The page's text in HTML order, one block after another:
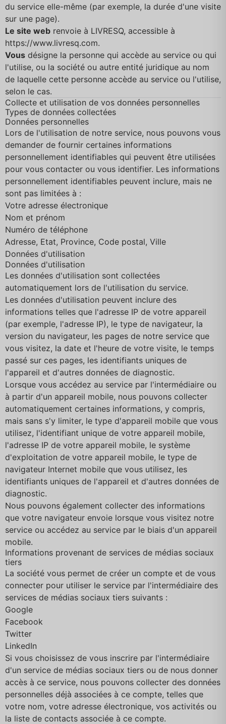
du service elle-même (par exemple, la durée d'une visite
sur une page).
Le site web renvoie à LIVRESQ, accessible à
https://www.livresq.com.
Vous désigne la personne qui accède au service ou qui
l'utilise, ou la société ou autre entité juridique au nom
de laquelle cette personne accède au service ou l'utilise,
selon le cas.
Collecte et utilisation de vos données personnelles
Types de données collectées
Données personnelles
Lors de l'utilisation de notre service, nous pouvons vous
demander de fournir certaines informations
personnellement identifiables qui peuvent être utilisées
pour vous contacter ou vous identifier. Les informations
personnellement identifiables peuvent inclure, mais ne
sont pas limitées à :
Votre adresse électronique
Nom et prénom
Numéro de téléphone
Adresse, Etat, Province, Code postal, Ville
Données d'utilisation
Données d'utilisation
Les données d'utilisation sont collectées
automatiquement lors de l'utilisation du service.
Les données d'utilisation peuvent inclure des
informations telles que l'adresse IP de votre appareil
(par exemple, l'adresse IP), le type de navigateur, la
version du navigateur, les pages de notre service que
vous visitez, la date et l'heure de votre visite, le temps
passé sur ces pages, les identifiants uniques de
l'appareil et d'autres données de diagnostic.
Lorsque vous accédez au service par l'intermédiaire ou
à partir d'un appareil mobile, nous pouvons collecter
automatiquement certaines informations, y compris,
mais sans s'y limiter, le type d'appareil mobile que vous
utilisez, l'identifiant unique de votre appareil mobile,
l'adresse IP de votre appareil mobile, le système
d'exploitation de votre appareil mobile, le type de
navigateur Internet mobile que vous utilisez, les
identifiants uniques de l'appareil et d'autres données de
diagnostic.
Nous pouvons également collecter des informations
que votre navigateur envoie lorsque vous visitez notre
service ou accédez au service par le biais d'un appareil
mobile.
Informations provenant de services de médias sociaux
tiers
La société vous permet de créer un compte et de vous
connecter pour utiliser le service par l'intermédiaire des
services de médias sociaux tiers suivants :
Google
Facebook
Twitter
LinkedIn
Si vous choisissez de vous inscrire par l'intermédiaire
d'un service de médias sociaux tiers ou de nous donner
accès à ce service, nous pouvons collecter des données
personnelles déjà associées à ce compte, telles que
votre nom, votre adresse électronique, vos activités ou
la liste de contacts associée à ce compte.